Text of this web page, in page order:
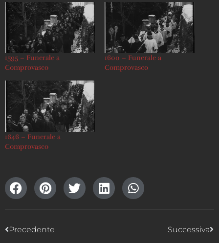
1595 – Funerale a
Comprovasco
1600 – Funerale a
Comprovasco
1646 – Funerale a
Comprovasco
Precedente Successiva